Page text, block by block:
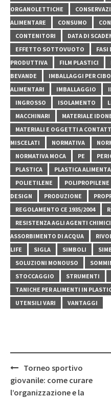
ORGANOLETTICHE
ALIMENTARE
CONSUMO
CONTENITORI
DATA DI
EFFETTO SOTTOVUOTO
FASI
PRODUTTIVA
FILM PLASTICI
BEVANDE
IMBALLAGGI PER CIBO
ALIMENTARI
IMBALLAGGIO
INGROSSO
ISOLAMENTO
MACCHINARI
MATERIALE
MATERIALI E OGGETTI A
MISCELATI
NORMATIVA
NORMATIVA MOCA
PE
PLASTICA
PLASTICA
POLIETILENE
POLIPROPILENE
DESIGN
PRODUZIONE
REGOLAMENTO CE 1935/2004
RESISTENZA AGLI AGENTI CHIMICI
ASSORBIMENTO DI ACQUA
LIFE
SIGLA SIMBOLI
SOLUZIONI MONOUSO
STOCCAGGIO
STRUMENTI
TANICHE PER ALIMENTI IN
UTENSILI VARI
VANTAGGI
Post
navigation
Torneo sportivo
giovanile: come curare
l’organizzazione e la